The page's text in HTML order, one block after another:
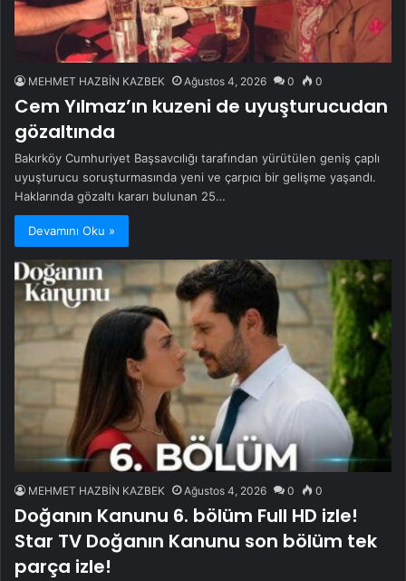
MEHMET HAZBİN KAZBEK Ağustos 4, 2026 0 0
Cem Yılmaz’ın kuzeni de uyuşturucudan
gözaltında
Bakırköy Cumhuriyet Başsavcılığı tarafından yürütülen geniş çaplı
uyuşturucu soruşturmasında yeni ve çarpıcı bir gelişme yaşandı.
Haklarında gözaltı kararı bulunan 25…
Devamını Oku »
MEHMET HAZBİN KAZBEK Ağustos 4, 2026 0 0
Doğanın Kanunu 6. bölüm Full HD izle!
Star TV Doğanın Kanunu son bölüm tek
parça izle!